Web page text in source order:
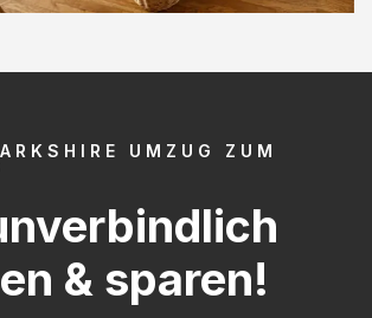
UMZUG ZUM
& sparen!